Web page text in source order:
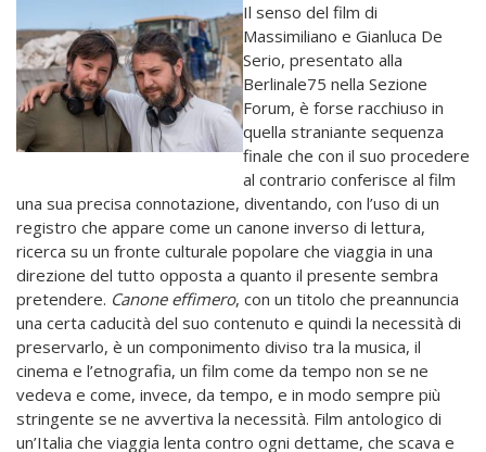
Il senso del film di
Massimiliano e Gianluca De
Serio, presentato alla
Berlinale75 nella Sezione
Forum, è forse racchiuso in
quella straniante sequenza
finale che con il suo procedere
al contrario conferisce al film
una sua precisa connotazione, diventando, con l’uso di un
registro che appare come un canone inverso di lettura,
ricerca su un fronte culturale popolare che viaggia in una
direzione del tutto opposta a quanto il presente sembra
pretendere. Canone effimero, con un titolo che preannuncia
una certa caducità del suo contenuto e quindi la necessità di
preservarlo, è un componimento diviso tra la musica, il
cinema e l’etnografia, un film come da tempo non se ne
vedeva e come, invece, da tempo, e in modo sempre più
stringente se ne avvertiva la necessità. Film antologico di
un’Italia che viaggia lenta contro ogni dettame, che scava e